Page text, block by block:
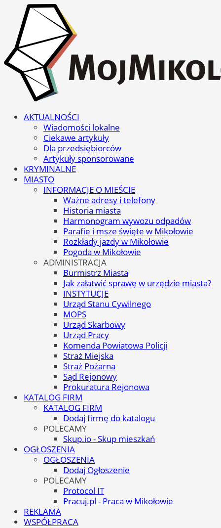
AKTUALNOŚCI
Wiadomości lokalne
Ciekawe artykuły
Dla przedsiębiorców
Artykuły sponsorowane
KRYMINALNE
MIASTO
INFORMACJE O MIEŚCIE
Ważne adresy i telefony
Historia miasta
Harmonogram wywozu odpadów
Parafie i msze święte w Mikołowie
Rozkłady jazdy w Mikołowie
Pogoda w Mikołowie
ADMINISTRACJA
Burmistrz Miasta
Jak załatwić sprawę w urzędzie miasta?
INSTYTUCJE
Urząd Stanu Cywilnego
MOPS
Urząd Skarbowy
Urząd Pracy
Komenda Powiatowa Policji
Straż Miejska
Straż Pożarna
Sąd Rejonowy
Prokuratura Rejonowa
KATALOG FIRM
KATALOG FIRM
Dodaj firmę do katalogu
POLECAMY
Skup.io - Skup mieszkań
OGŁOSZENIA
OGŁOSZENIA
Dodaj Ogłoszenie
POLECAMY
Protocol IT
Pracuj.pl - Praca w Mikołowie
REKLAMA
WSPÓŁPRACA